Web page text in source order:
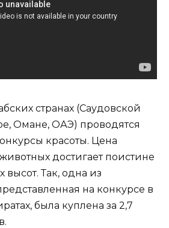
странах (Саудовской
Омане, ОАЭ) проводятся
красоты. Цена
достигает поистине
высот. Так, одна из
на конкурсе в
была куплена за 2,7